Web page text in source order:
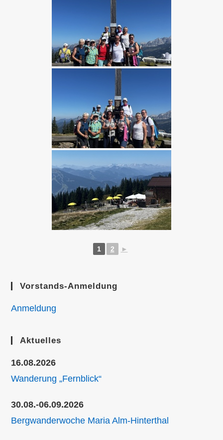
1 2 ►
Vorstands-Anmeldung
Anmeldung
Aktuelles
16.08.2026
Wanderung „Fernblick“
30.08.-06.09.2026
Bergwanderwoche Maria Alm-Hinterthal